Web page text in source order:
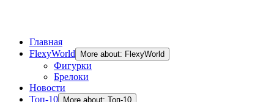
Главная
FlexyWorld
More about: FlexyWorld
Фигурки
Брелоки
Новости
Топ-10
More about: Топ-10